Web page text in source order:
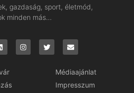
gazdaság, sport, életmód,
minden más…
Médiaajánlat
Impresszum